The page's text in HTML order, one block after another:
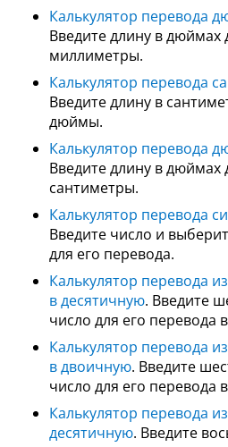
Калькулятор перевода
Введите длину в дюймах
миллиметры.
Калькулятор перевода
Введите длину в
дюймы.
Калькулятор перевода
Введите длину в дюймах
сантиметры.
Калькулятор перевода
Введите число и
для его перевода.
Калькулятор перевода
в десятичную. Введите
число для его перевода
Калькулятор перевода
в двоичную. Введите
число для его перевода
Калькулятор перевода
десятичную. Введите